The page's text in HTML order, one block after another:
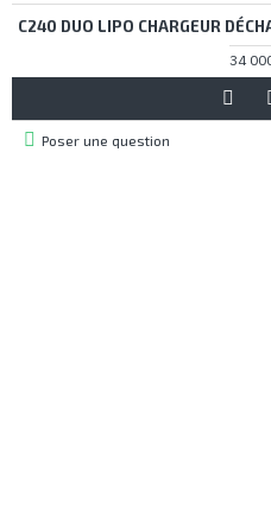
C240 DUO LIPO CHARGEUR
34
Poser une question